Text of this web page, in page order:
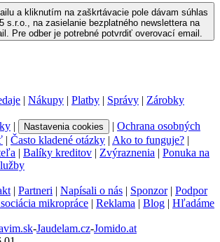
a kliknutím na zaškrtávacie pole dávam súhlas
s.r.o., na zasielanie bezplatného newslettera na
Pre odber je potrebné potvrdiť overovací email.
| Nákupy | Platby | Správy | Zárobky
| Nastavenia cookies | Ochrana osobných
| Často kladené otázky | Ako to funguje? |
| Balíky kreditov | Zvýraznenia | Ponuka na
| Partneri | Napísali o nás | Sponzor| Podpor
mikropráce | Reklama | Blog | Hľadáme
-Jaudelam.cz-Jomido.at